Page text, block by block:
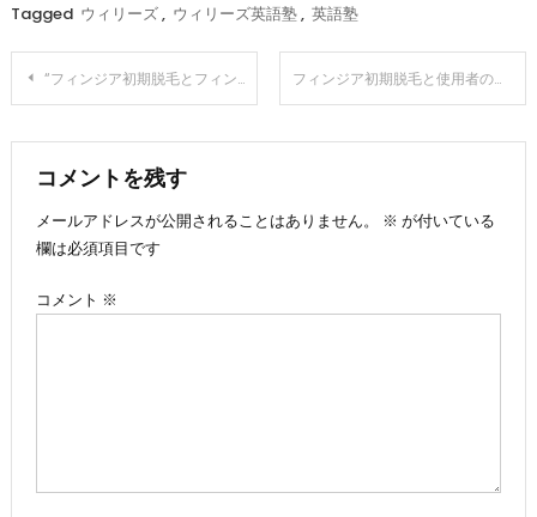
Tagged ウィリーズ, ウィリーズ英語塾, 英語塾
投
ナ
ビ
ゲ
“フィンジア初期脱毛とフィンジア使用前後のケア” – 髪の健康を維持するための完全な戦略 フィンジア初期脱毛と使用者の体験談とは？
コメントを残す
メールアドレスが公開されることはありません。
※ が付いている
欄は必須項目です
コメント ※